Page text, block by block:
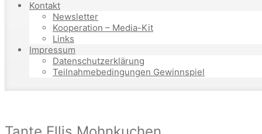
Kontakt
Newsletter
Kooperation – Media-Kit
Links
Impressum
Datenschutzerklärung
Teilnahmebedingungen Gewinnspiel